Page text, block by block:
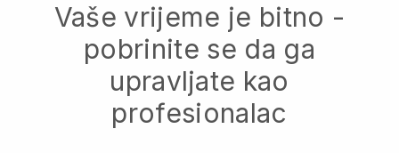
Vaše vrijeme je bitno -
pobrinite se da ga
upravljate kao
profesionalac